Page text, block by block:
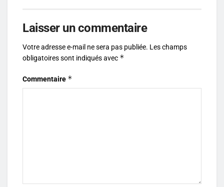
Laisser un commentaire
Votre adresse e-mail ne sera pas publiée. Les champs
obligatoires sont indiqués avec *
Commentaire *